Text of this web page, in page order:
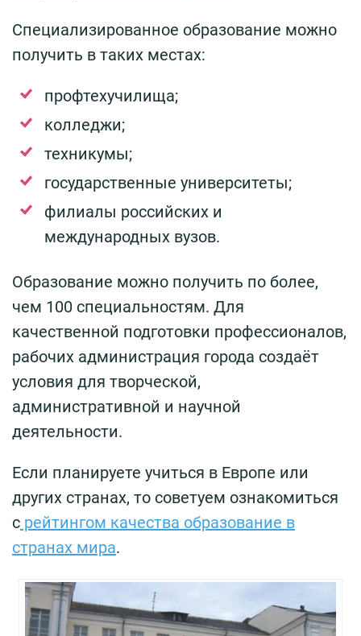
Специализированное образование можно
получить в таких местах:
профтехучилища;
колледжи;
техникумы;
государственные университеты;
филиалы российских и
международных вузов.
Образование можно получить по более,
чем 100 специальностям. Для
качественной подготовки профессионалов,
рабочих администрация города создаёт
условия для творческой,
административной и научной
деятельности.
Если планируете учиться в Европе или
других странах, то советуем ознакомиться
с рейтингом качества образование в
странах мира.